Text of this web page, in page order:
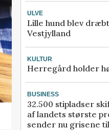
ULVE
Lille hund blev
Vestjylland
KULTUR
Herregård holder
BUSINESS
32.500 stipladser
af landets største
sender nu grisene